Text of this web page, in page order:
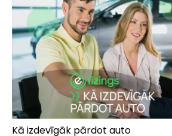
Kā izdevīgāk pārdot auto